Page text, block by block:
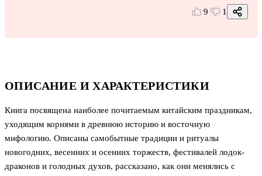
ОПИСАНИЕ И ХАРАКТЕРИСТИКИ
Книга посвящена наиболее почитаемым китайским праздникам,
уходящим корнями в древнюю историю и восточную
мифологию. Описаны самобытные традиции и ритуалы
новогодних, весенних и осенних торжеств, фестивалей лодок-
драконов и голодных духов, рассказано, как они менялись с
9 1